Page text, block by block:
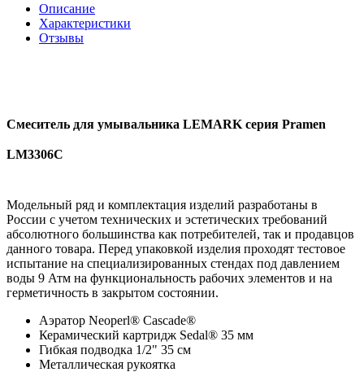
Описание
Характеристики
Отзывы
Смеситель для умывальника LEMARK серия Pramen
LM3306C
Модельный ряд и комплектация изделий разработаны в
России с учетом технических и эстетических требований
абсолютного большинства как потребителей, так и продавцов
данного товара. Перед упаковкой изделия проходят тестовое
испытание на специализированных стендах под давлением
воды 9 Атм на функциональность рабочих элементов и на
герметичность в закрытом состоянии.
Аэратор Neoperl® Cascade®
Керамический картридж Sedal® 35 мм
Гибкая подводка 1/2" 35 см
Металлическая рукоятка